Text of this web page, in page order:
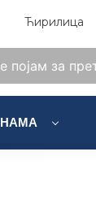
Ћирилица